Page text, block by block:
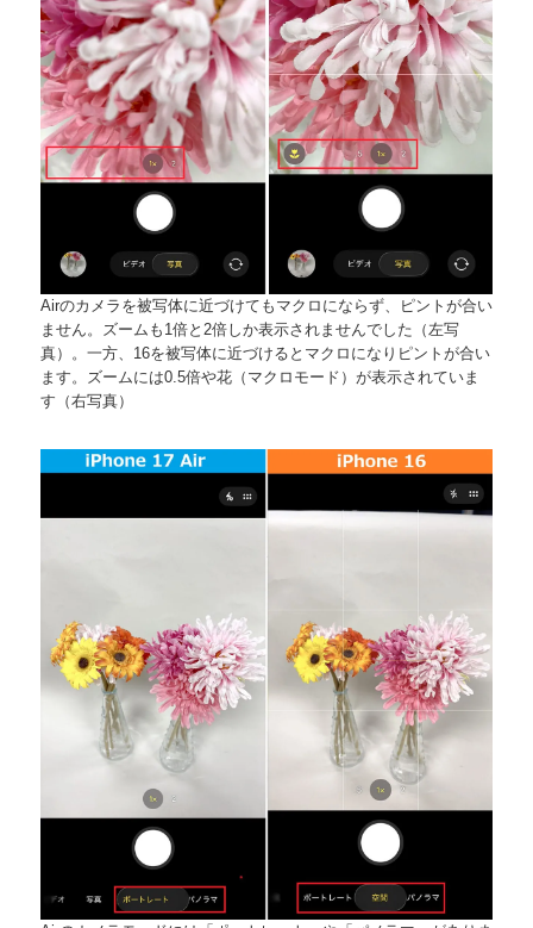
Airのカメラを被写体に近づけてもマクロにならず、ピントが合い
ません。ズームも1倍と2倍しか表示されませんでした（左写
真）。一方、16を被写体に近づけるとマクロになりピントが合い
ます。ズームには0.5倍や花（マクロモード）が表示されていま
す（右写真）